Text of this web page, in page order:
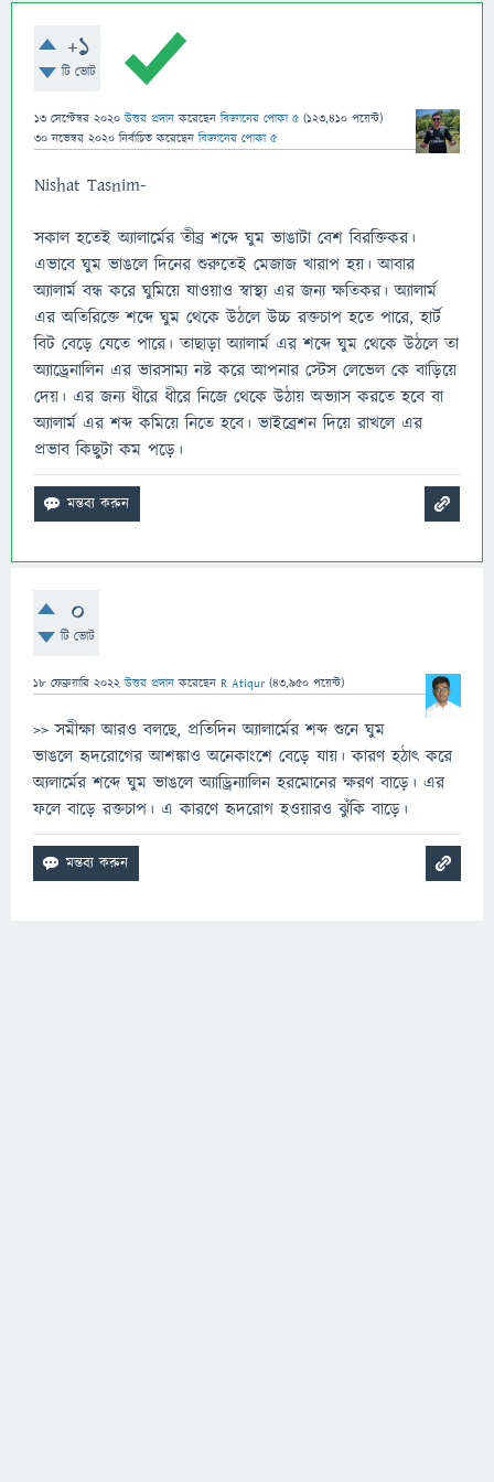
+1
টি ভোট
13 সেপ্টেম্বর 2020 উত্তর প্রদান করেছেনবিজ্ঞানের পোকা ৫ (123,410 পয়েন্ট)
30 নভেম্বর 2020 নির্বাচিত করেছেনবিজ্ঞানের পোকা ৫
Nishat Tasnim-
সকাল হতেই অ্যালার্মের তীব্র শব্দে ঘুম ভাঙাটা বেশ বিরক্তিকর।
এভাবে ঘুম ভাঙলে দিনের শুরুতেই মেজাজ খারাপ হয়। আবার
অ্যালার্ম বন্ধ করে ঘুমিয়ে যাওয়াও স্বাস্থ্য এর জন্য ক্ষতিকর। অ্যালার্ম
এর অতিরিক্তে শব্দে ঘুম থেকে উঠলে উচ্চ রক্তচাপ হতে পারে, হার্ট
বিট বেড়ে যেতে পারে। তাছাড়া অ্যালার্ম এর শব্দে ঘুম থেকে উঠলে তা
অ্যাড্রেনালিন এর ভারসাম্য নষ্ট করে আপনার স্টেস লেভেল কে বাড়িয়ে
দেয়। এর জন্য ধীরে ধীরে নিজে থেকে উঠায় অভ্যাস করতে হবে বা
অ্যালার্ম এর শব্দ কমিয়ে নিতে হবে। ভাইব্রেশন দিয়ে রাখলে এর
প্রভাব কিছুটা কম পড়ে।
0
টি ভোট
18 ফেব্রুয়ারি 2022 উত্তর প্রদান করেছেন R Atiqur (43,950 পয়েন্ট)
>> সমীক্ষা আরও বলছে, প্রতিদিন অ্যালার্মের শব্দ শুনে ঘুম
ভাঙলে হৃদরোগের আশঙ্কাও অনেকাংশে বেড়ে যায়। কারণ হঠাৎ করে
অ্যলার্মের শব্দে ঘুম ভাঙলে অ্যাড্রিন্যালিন হরমোনের ক্ষরণ বাড়ে। এর
ফলে বাড়ে রক্তচাপ। এ কারণে হৃদরোগ হওয়ারও ঝুঁকি বাড়ে।